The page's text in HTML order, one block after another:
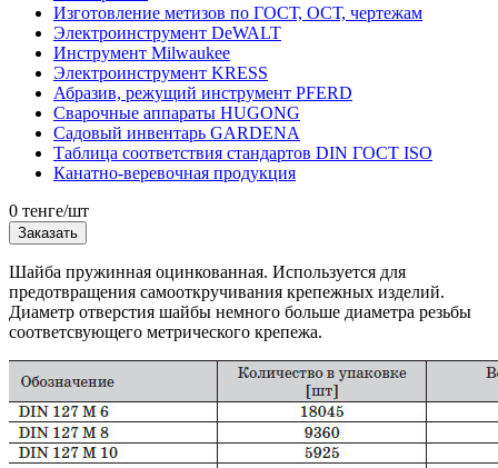
Изготовление метизов по ГОСТ, ОСТ, чертежам
Электроинструмент DeWALT
Инструмент Milwaukee
Электроинструмент KRESS
Абразив, режущий инструмент PFERD
Сварочные аппараты HUGONG
Садовый инвентарь GARDENA
Таблица соответствия стандартов DIN ГОСТ ISO
Канатно-веревочная продукция
0 тенге/шт
Заказать
Шайба пружинная оцинкованная. Используется для
предотвращения самооткручивания крепежных изделий.
Диаметр отверстия шайбы немного больше диаметра резьбы
соответсвующего метрического крепежа.